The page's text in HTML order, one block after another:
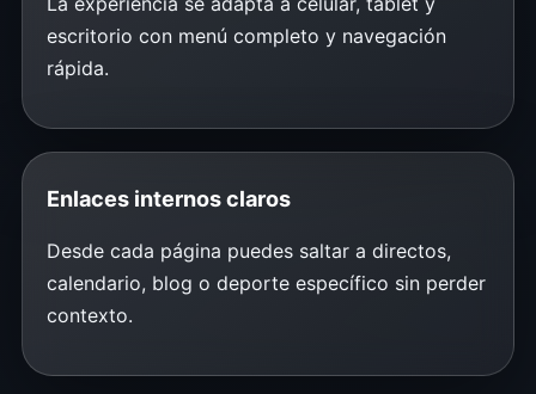
escritorio con menú completo y navegación
rápida.
Enlaces internos claros
Desde cada página puedes saltar a directos,
calendario, blog o deporte específico sin perder
contexto.